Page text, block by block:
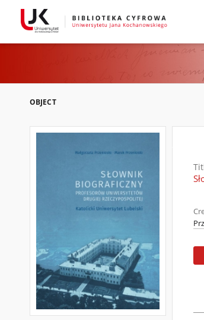
OBJECT